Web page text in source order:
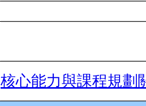
核心能力與課程規劃